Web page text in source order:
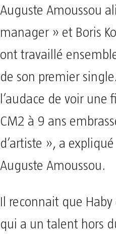
Auguste Amoussou
manager » et Boris
ont travaillé
de son premier
l’audace de voir une
CM2 à 9 ans
d’artiste », a
Auguste Amoussou.
Il reconnait que
qui a un talent hors